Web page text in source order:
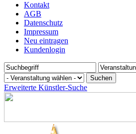
Kontakt
AGB
Datenschutz
Impressum
Neu eintragen
Kundenlogin
Erweiterte Künstler-Suche